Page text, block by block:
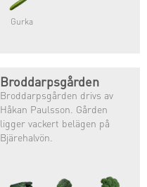
Gurka
Broddarpsgården
Broddarpsgården drivs av
Håkan Paulsson. Gården
ligger vackert belägen på
Bjärehalvön.